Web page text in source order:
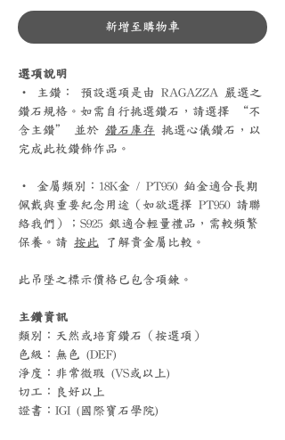
新增至購物車
選項說明
‧ 主鑽： 預設選項是由 RAGAZZA 嚴選之
鑽石規格。如需自行挑選鑽石，請選擇 “不
含主鑽” 並於 鑽石庫存 挑選心儀鑽石，以
完成此枚鑽飾作品。
‧ 金屬類別：18K金 / PT950 鉑金適合長期
佩戴與重要紀念用途（如欲選擇 PT950 請聯
絡我們）；S925 銀適合輕量禮品，需較頻繁
保養。請 按此 了解貴金屬比較。
此吊墜之標示價格已包含項鍊。
主鑽資訊
類別：天然或培育鑽石（按選項）
色級：無色 (DEF)
淨度：非常微瑕 (VS或以上)
切工：良好以上
證書：IGI (國際寶石學院)